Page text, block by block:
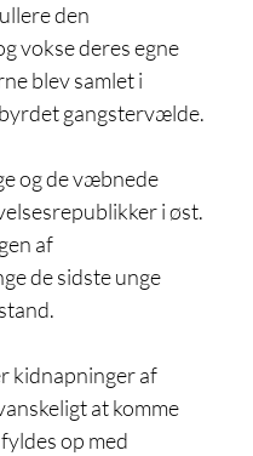
den
vokse deres egne
blev samlet i
gangstervælde.
og de væbnede
i øst.
af
de sidste unge
kidnapninger af
at komme
op med